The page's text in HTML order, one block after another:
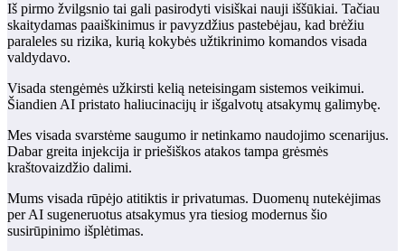
Iš pirmo žvilgsnio tai gali pasirodyti visiškai nauji iššūkiai. Tačiau
skaitydamas paaiškinimus ir pavyzdžius pastebėjau, kad brėžiu
paraleles su rizika, kurią kokybės užtikrinimo komandos visada
valdydavo.
Visada stengėmės užkirsti kelią neteisingam sistemos veikimui.
Šiandien AI pristato haliucinacijų ir išgalvotų atsakymų galimybę.
Mes visada svarstėme saugumo ir netinkamo naudojimo scenarijus.
Dabar greita injekcija ir priešiškos atakos tampa grėsmės
kraštovaizdžio dalimi.
Mums visada rūpėjo atitiktis ir privatumas. Duomenų nutekėjimas
per AI sugeneruotus atsakymus yra tiesiog modernus šio
susirūpinimo išplėtimas.